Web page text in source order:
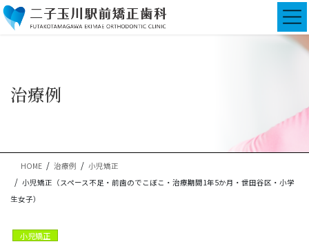
コ
ン
ナ
ビ
治療例
HOME 治療例
小児矯正
小児矯正（スペース不足・前歯のでこぼこ・治療期間1年5か月・世田谷区・小学
生女子）
小児矯正